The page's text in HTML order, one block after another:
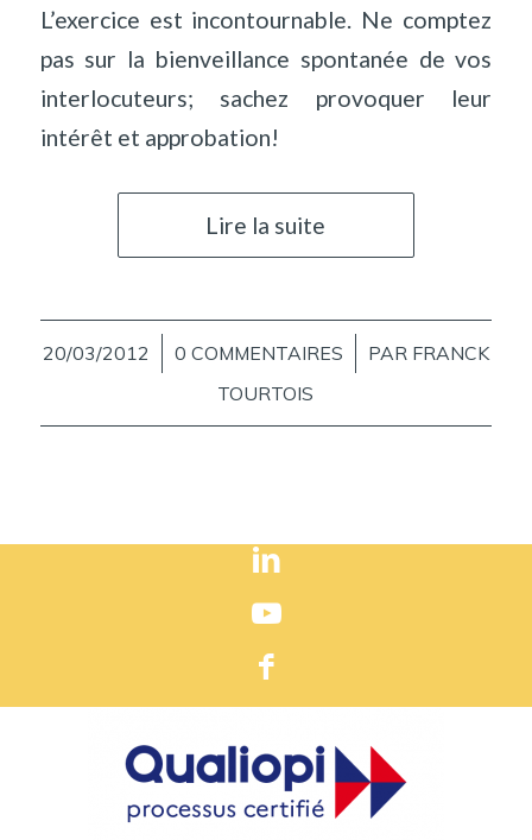
L’exercice est incontournable. Ne comptez
pas sur la bienveillance spontanée de vos
interlocuteurs; sachez provoquer leur
intérêt et approbation!
Lire la suite
20/03/2012
/ 0 COMMENTAIRES
/ PAR FRANCK
TOURTOIS